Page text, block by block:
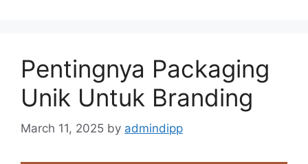
Pentingnya Packaging
Unik Untuk Branding
March 11, 2025 by admindipp